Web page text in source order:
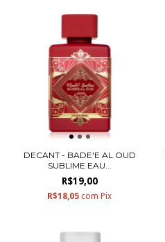
DECANT - BADE'E AL OUD
SUBLIME EAU...
R$19,00
R$18,05 com Pix